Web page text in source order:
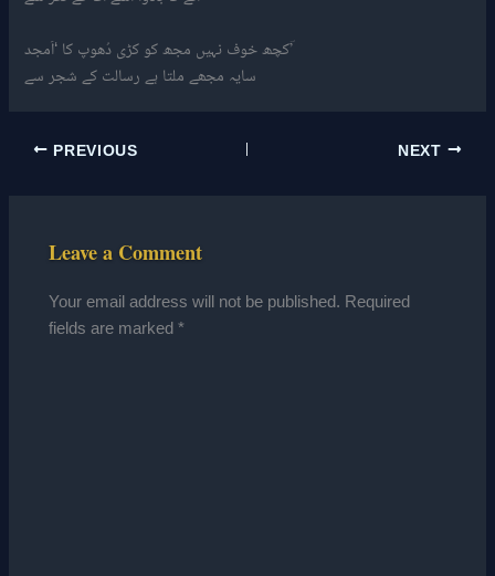
کچھ خوف نہیں مجھ کو کڑی دُھوپ کا ‘اَمجد’ؔ
سایہ مجھے ملتا ہے رسالت کے شجر سے
PREVIOUS NEXT
Leave a Comment
Your email address will not be published. Required
fields are marked*